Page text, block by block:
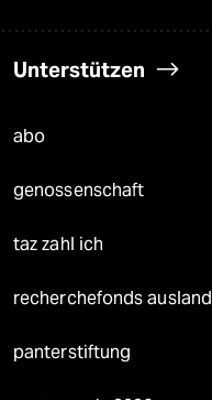
Unterstützen
abo
genossenschaft
taz zahl ich
recherchefonds ausland
panterstiftung